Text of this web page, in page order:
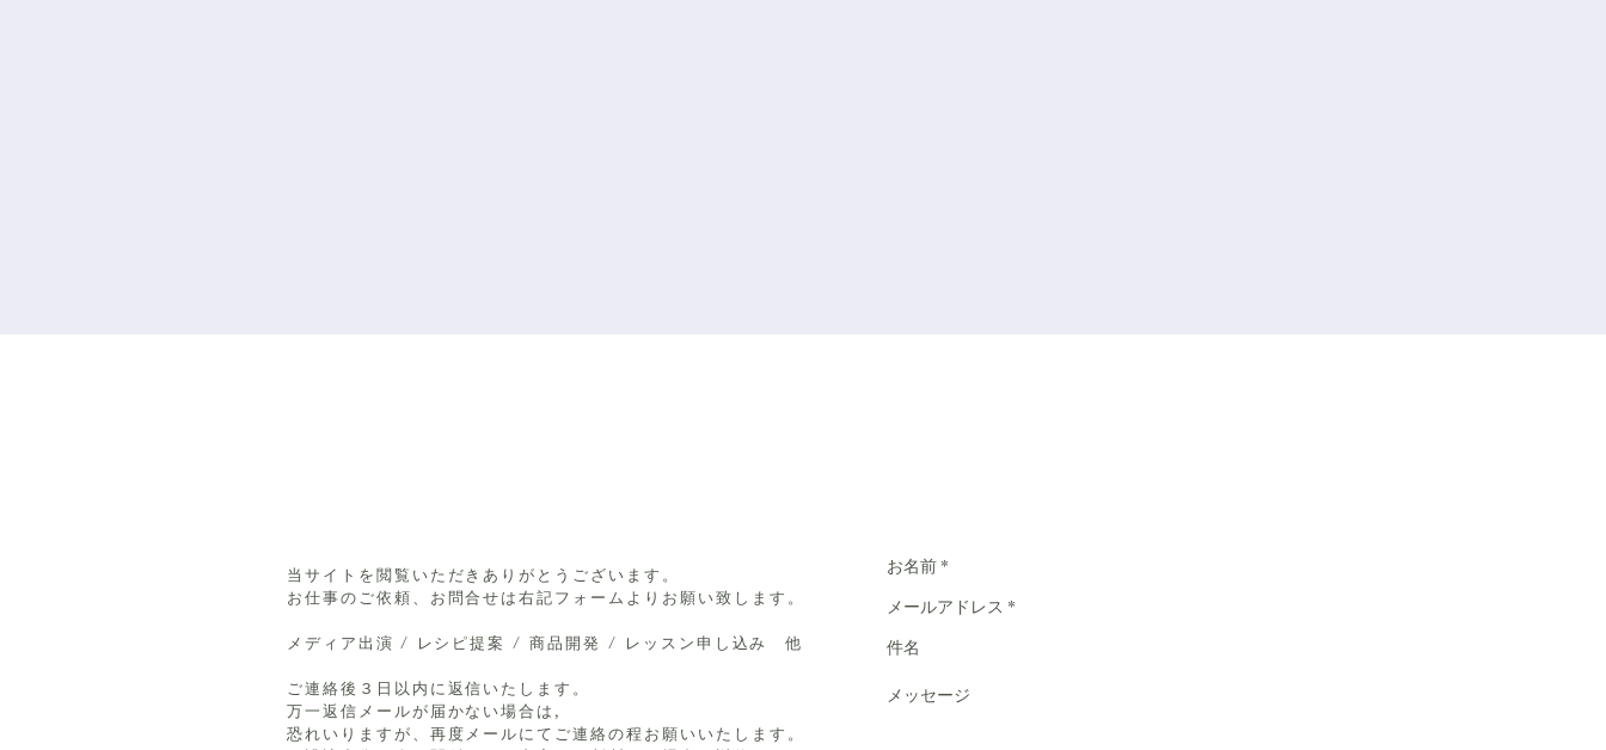
当サイトを閲覧いただきありがとうございます。
お仕事のご依頼、お問合せは右記フォームよりお願い致します。
メディア出演 / レシピ提案 / 商品開発 / レッスン申し込み 他
ご連絡後３日以内に返信いたします。
万一返信メールが届かない場合は,
恐れいりますが、再度メールにてご連絡の程お願いいたします。